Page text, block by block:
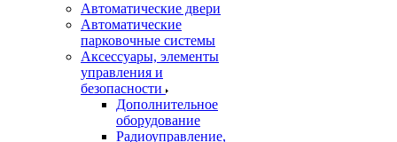
Автоматические двери
Автоматические
парковочные системы
Аксессуары, элементы
управления и
безопасности
Дополнительное
оборудование
Радиоуправление,